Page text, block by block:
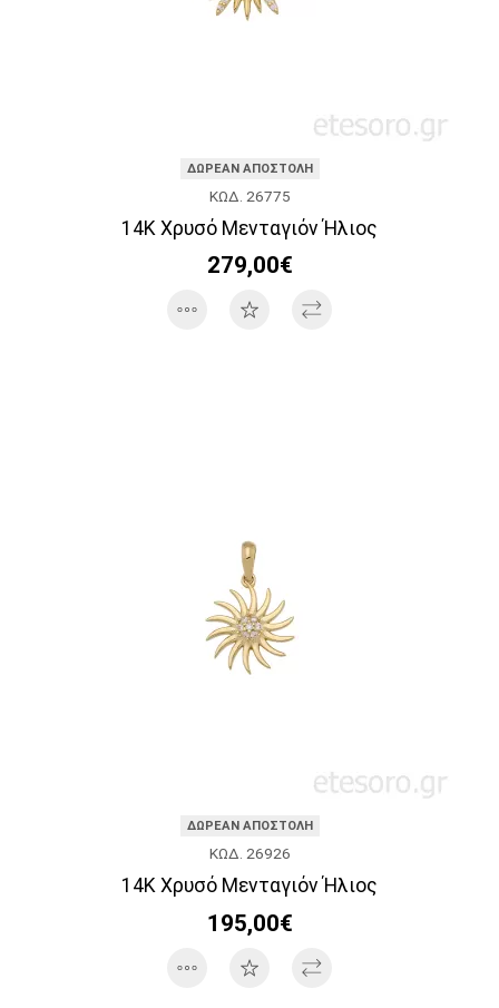
ΔΩΡΕΑΝ ΑΠΟΣΤΟΛΗ
ΚΩΔ. 26775
14K Χρυσό Μενταγιόν Ήλιος
279,00€
ΔΩΡΕΑΝ ΑΠΟΣΤΟΛΗ
ΚΩΔ. 26926
14K Χρυσό Μενταγιόν Ήλιος
195,00€